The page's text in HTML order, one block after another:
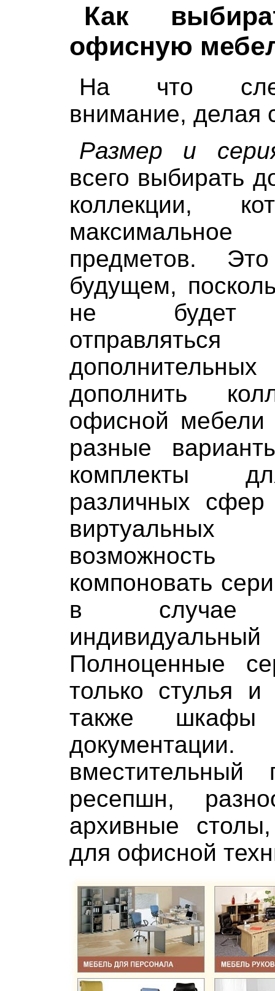
Как
офисную
На что
внимание, делая
Размер и
всего выбирать
коллекции,
предметов.
будущем,
не будет
дополнить
офисной мебели
разные
комплекты
различных сфер
компоновать
в случае
Полноценные
только стулья
также шкафы
вместительный
ресепшн,
архивные
для офисной